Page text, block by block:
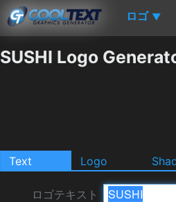
ロゴ ▼
SUSHI Logo
Text Logo
ロゴテキスト